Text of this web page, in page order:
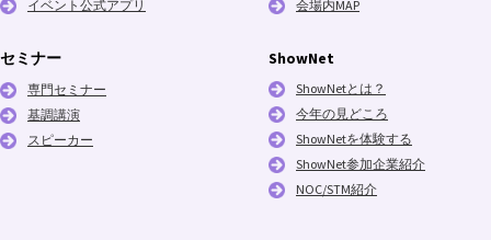
イベント公式アプリ
セミナー
専門セミナー
基調講演
スピーカー
会場内MAP
ShowNet
ShowNetとは？
今年の見どころ
ShowNetを体験する
ShowNet参加企業紹介
NOC/STM紹介